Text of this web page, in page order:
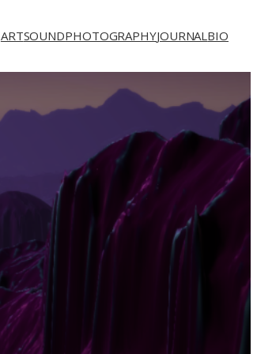
ARTSOUNDPHOTOGRAPHYJOURNALBIO